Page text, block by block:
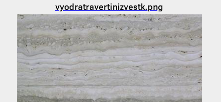
vyodratravertinizvestk.png